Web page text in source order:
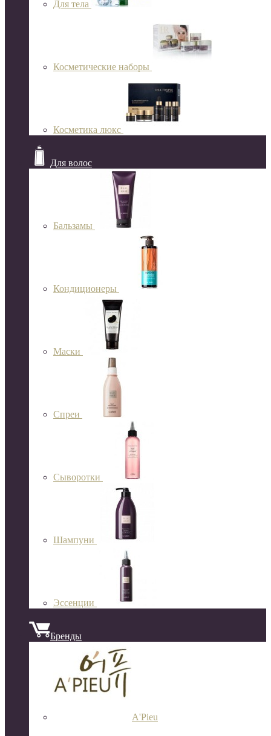
Для тела
Косметические наборы
Косметика люкс
Для волос
Бальзамы
Кондиционеры
Маски
Спреи
Сыворотки
Шампуни
Эссенции
Бренды
A'Pieu